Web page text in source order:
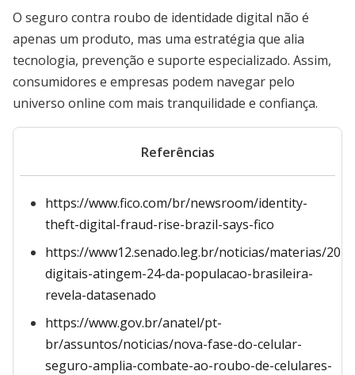
O seguro contra roubo de identidade digital não é
apenas um produto, mas uma estratégia que alia
tecnologia, prevenção e suporte especializado. Assim,
consumidores e empresas podem navegar pelo
universo online com mais tranquilidade e confiança.
Referências
https://www.fico.com/br/newsroom/identity-
theft-digital-fraud-rise-brazil-says-fico
https://www12.senado.leg.br/noticias/materias/
digitais-atingem-24-da-populacao-brasileira-
revela-datasenado
https://www.gov.br/anatel/pt-
br/assuntos/noticias/nova-fase-do-celular-
seguro-amplia-combate-ao-roubo-de-celulares-